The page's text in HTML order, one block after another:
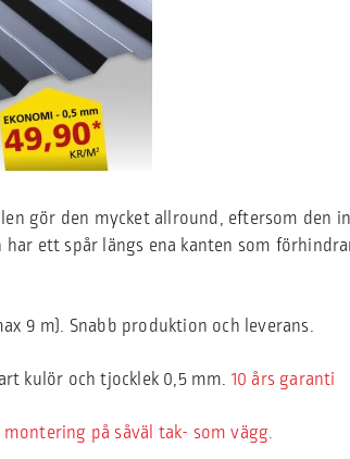
gör den mycket allround, eftersom den
ett spår längs ena kanten som
9 m). Snabb produktion och leverans.
kulör och tjocklek 0,5 mm. 10 års garanti
på såväl tak- som vägg.